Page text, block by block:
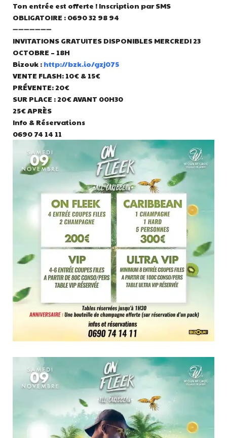
Ton entrée est offerte ! Inscription par SMS
OBLIGATOIRE : 0690 32 98 94
➖➖➖➖➖➖➖
INVITATIONS GRATUITES DISPONIBLES MERCREDI 23
OCTOBRE – 18H
Bizouk : http://bzk.io/gzj075
VENTE FLASH: 10€ & 15€
PRÉVENTE: 20€
SUR PLACE : 20€ AVANT 00H30
25€ APRÈS
Info & Réservations
0690 74 14 11